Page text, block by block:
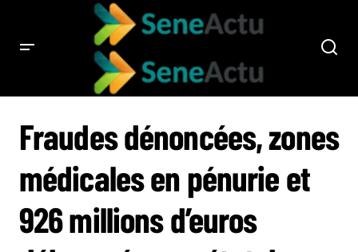
MALADIE DU TARN-ET-GARONNE
Fraudes dénoncées, zones
médicales en pénurie et
926 millions d’euros